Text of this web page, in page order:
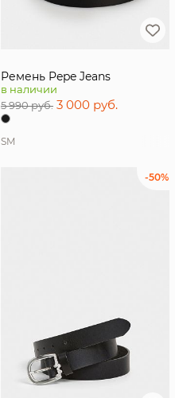
Ремень Pepe Jeans
в наличии
5 990 руб. 3 000 руб.
SM
-50%